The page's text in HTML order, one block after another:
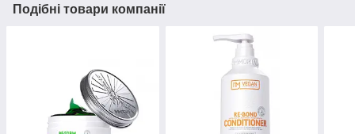
Подібні товари компанії